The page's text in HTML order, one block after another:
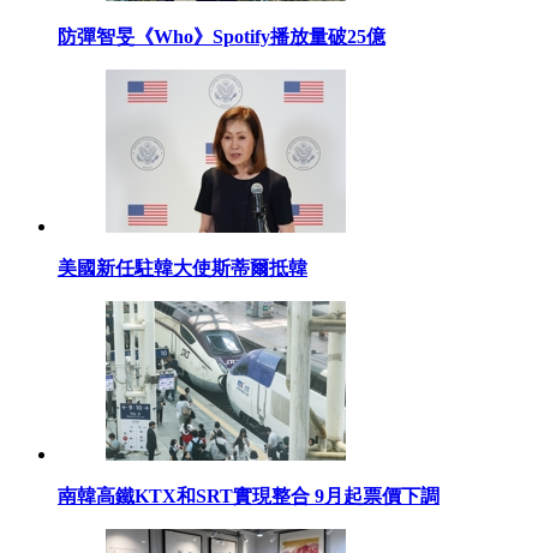
防彈智旻《Who》Spotify播放量破25億
美國新任駐韓大使斯蒂爾抵韓
南韓高鐵KTX和SRT實現整合 9月起票價下調